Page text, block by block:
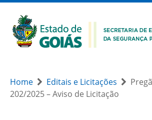
Home Editais e Licitações
202/2025 – Aviso de Licitação